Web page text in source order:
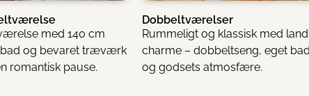
med 140 cm
bad og bevaret træværk
romantisk pause.
Dobbeltværelser
Rummeligt og klassisk med
charme – dobbeltseng, eget bad
og godsets atmosfære.